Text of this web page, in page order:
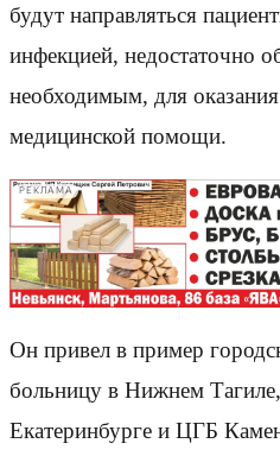
будут направляться
инфекцией, недостаточно
необходимым, для оказания
медицинской помощи.
РЕКЛАМА
Он привел в пример
больницу в Нижнем
Екатеринбурге и ЦГБ